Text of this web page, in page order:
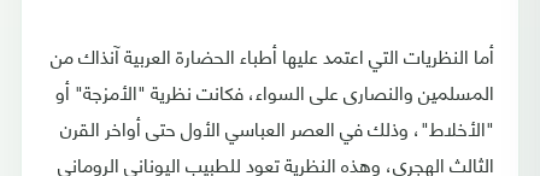
أما النظريات التي اعتمد عليها أطباء الحضارة العربية آنذاك من
المسلمين والنصارى على السواء، فكانت نظرية "الأمزجة" أو
"الأخلاط"، وذلك في العصر العباسي الأول حتى أواخر القرن
الثالث الهجري، وهذه النظرية تعود للطبيب اليوناني الروماني